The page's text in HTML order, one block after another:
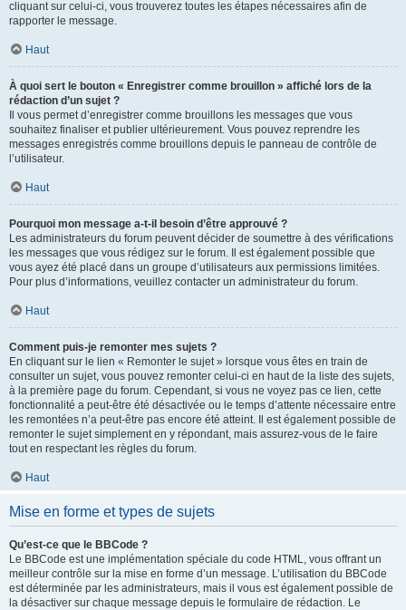
cliquant sur celui-ci, vous trouverez toutes les étapes nécessaires afin de
rapporter le message.
Haut
À quoi sert le bouton « Enregistrer comme brouillon » affiché lors de la
rédaction d’un sujet ?
Il vous permet d’enregistrer comme brouillons les messages que vous
souhaitez finaliser et publier ultérieurement. Vous pouvez reprendre les
messages enregistrés comme brouillons depuis le panneau de contrôle de
l’utilisateur.
Haut
Pourquoi mon message a-t-il besoin d’être approuvé ?
Les administrateurs du forum peuvent décider de soumettre à des vérifications
les messages que vous rédigez sur le forum. Il est également possible que
vous ayez été placé dans un groupe d’utilisateurs aux permissions limitées.
Pour plus d’informations, veuillez contacter un administrateur du forum.
Haut
Comment puis-je remonter mes sujets ?
En cliquant sur le lien « Remonter le sujet » lorsque vous êtes en train de
consulter un sujet, vous pouvez remonter celui-ci en haut de la liste des sujets,
à la première page du forum. Cependant, si vous ne voyez pas ce lien, cette
fonctionnalité a peut-être été désactivée ou le temps d’attente nécessaire entre
les remontées n’a peut-être pas encore été atteint. Il est également possible de
remonter le sujet simplement en y répondant, mais assurez-vous de le faire
tout en respectant les règles du forum.
Haut
Mise en forme et types de sujets
Qu’est-ce que le BBCode ?
Le BBCode est une implémentation spéciale du code HTML, vous offrant un
meilleur contrôle sur la mise en forme d’un message. L’utilisation du BBCode
est déterminée par les administrateurs, mais il vous est également possible de
la désactiver sur chaque message depuis le formulaire de rédaction. Le